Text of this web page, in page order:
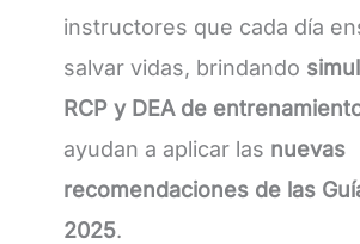
instructores que cada día
salvar vidas, brindando
RCP y DEA de
ayudan a aplicar las nuevas
recomendaciones de las
2025.